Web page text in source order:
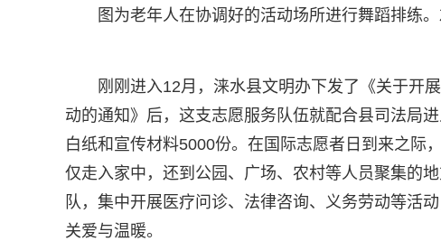
图为老年人在协调好的活动场所进行舞蹈排练
刚刚进入12月，涞水县文明办下发了《关于开
动的通知》后，这支志愿服务队伍就配合县司法局
白纸和宣传材料5000份。在国际志愿者日到来之际
仅走入家中，还到公园、广场、农村等人员聚集的
队，集中开展医疗问诊、法律咨询、义务劳动等活
关爱与温暖。